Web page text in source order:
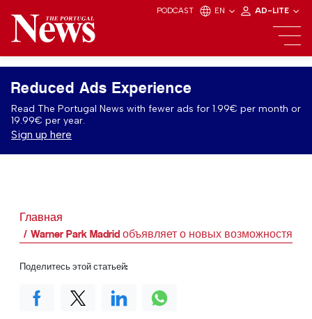
PODCAST EN AD-LITE
Reduced Ads Experience
Read The Portugal News with fewer ads for 1.99€ per month or
19.99€ per year.
Sign up here
Главная
Warner Park Madrid объявляет о новых возможностях
Поделитесь этой статьей: